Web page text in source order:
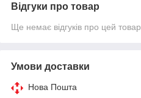
Відгуки про товар
Ще немає відгуків про цей товар
Умови доставки
Нова Пошта